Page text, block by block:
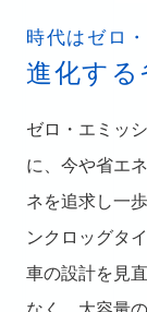
時代はゼロ
進化する
ゼロ・エミッ
に、今や省エ
ネを追求し一
ンクロッグタ
車の設計を見